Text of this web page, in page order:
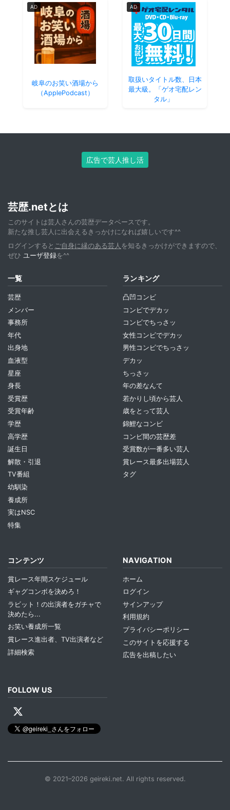
AD
岐阜のお笑い酒場から
（ApplePodcast）
AD
取扱いタイトル数、日本
最大級。「ゲオ宅配レン
タル」
広告で芸人推し活
芸歴.netとは
このサイトは芸人さんの芸歴データベースです。
新たな推し芸人に出会えるきっかけになれば嬉しいです^^
ログインすると ご自身に縁のある芸人 を知るきっかけができますので、
ぜひ ユーザ登録を^^
一覧
芸歴
メンバー
事務所
年代
出身地
血液型
星座
身長
受賞歴
受賞年齢
学歴
高学歴
誕生日
解散・引退
TV番組
幼馴染
養成所
実はNSC
特集
ランキング
凸凹コンビ
コンビでデカッ
コンビでちっさッ
女性コンビでデカッ
男性コンビでちっさッ
デカッ
ちっさッ
年の差なんて
若かりし頃から芸人
歳をとって芸人
錦鯉なコンビ
コンビ間の芸歴差
受賞数が一番多い芸人
賞レース最多出場芸人
タグ
コンテンツ
賞レース年間スケジュール
ギャグコンボを決めろ！
ラビット！の出演者をガチャで
決めたら...
お笑い養成所一覧
賞レース進出者、TV出演者など
詳細検索
NAVIGATION
ホーム
ログイン
サインアップ
利用規約
プライバシーポリシー
このサイトを応援する
広告を出稿したい
FOLLOW US
© 2021–2026 geireki.net. All rights reserved.